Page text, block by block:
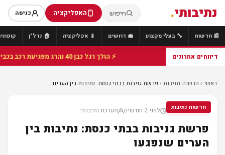
נתיבותי. חיפוש האפליקציה כניסה
📰 חדשות 🔧 בעלי מקצוע 💼 דרושים 📱 אפליקציה 🏠 נדל"ן
דיווחים אחרונים ⚡ הולך רגל כבן 40 נהרג מפגיעת רכב בכביש 25 סמוך לצומת הנשיא, מתנדבי זק"א פועלו בזירה
ראשי › חדשות נתיבות › פרשת גניבות בבתי כנסת: נתיבות בין הערים ...
חדשות נתיבות
חדשות נתיבות לפני 2 חודשים מערכת נתיבותי
פרשת גניבות בבתי כנסת: נתיבות בין
הערים שנפגעו